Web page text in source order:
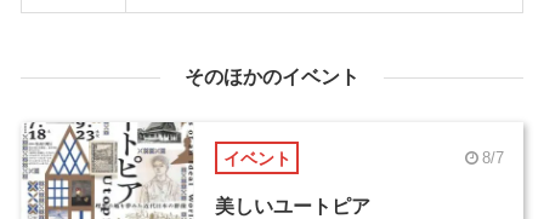
そのほかのイベント
イベント 8/7
美しいユートピア